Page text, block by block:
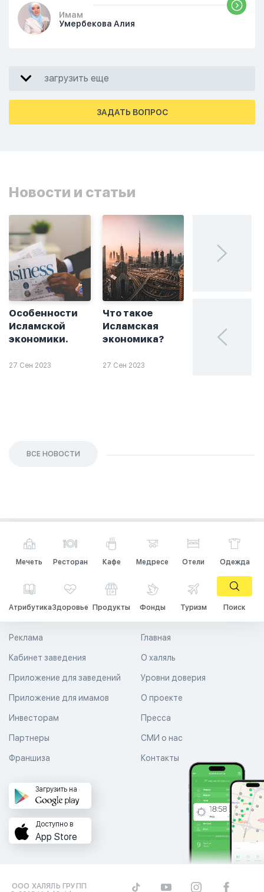
голову начали лезть только хорошие
мысли,во второй раз когда я решила в
ошибиться и то что намаз не
примется,совершила истихар во время
Имам
Умербекова Алия
загрузить еще
ЗАДАТЬ ВОПРОС
Новости и статьи
Особенности
Исламской
экономики.
27 Сен 2023
Что такое
Исламская
экономика?
27 Сен 2023
халяльное
ВСЕ НОВОСТИ
Мечеть Ресторан Кафе Медресе Отели Одежда
АтрибутикаЗдоровье Продукты Фонды Туризм Поиск
Главная
О халяль
Уровни доверия
Реклама
Кабинет заведения
Приложение для заведений
Приложение для имамов О проекте
Пресса
СМИ о нас
Контакты
Инвесторам
Партнеры
Франшиза
Загрузить на
Доступно в
App Store
ООО ХАЛЯЛЬ ГРУПП